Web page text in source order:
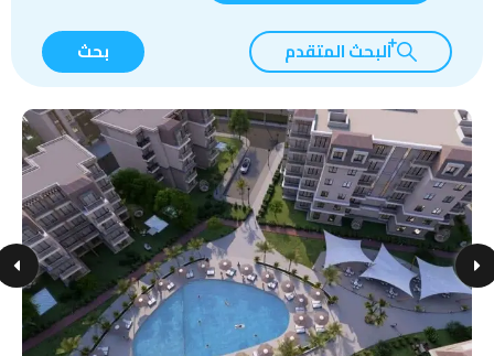
البحث المتقدم بحث